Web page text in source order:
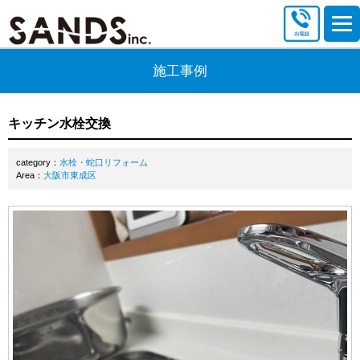
施工事例
キッチン水栓交換
category： 水栓・蛇口リフォーム
Area： 大阪市東成区